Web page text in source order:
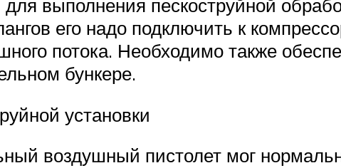
выполнения пескоструйной
его надо подключить к
потока. Необходимо также
бункере.
установки
воздушный пистолет мог